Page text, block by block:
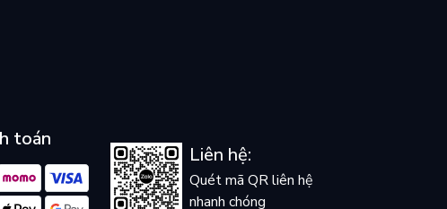
toán
Liên hệ:
Quét mã QR liên hệ
nhanh chóng